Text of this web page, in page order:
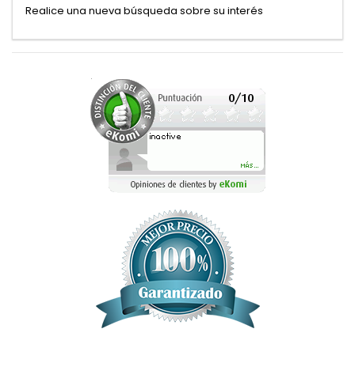
Realice una nueva búsqueda sobre su interés